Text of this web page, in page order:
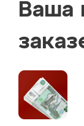
Ваша